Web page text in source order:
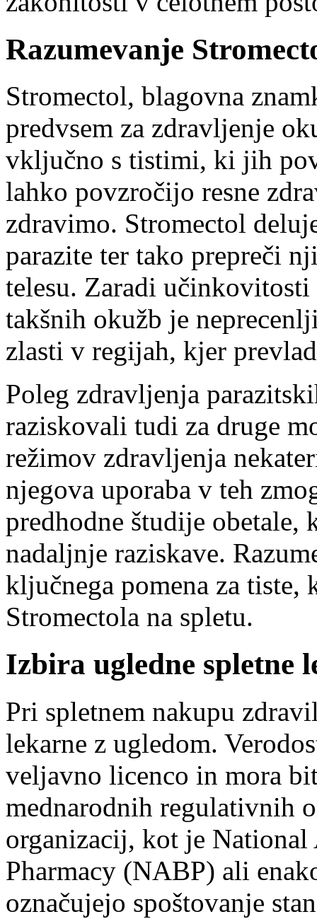
Razumevanje
Stromectol, blagovna
predvsem za zdravljenje
vključno s tistimi, ki jih
lahko povzročijo resne
zdravimo. Stromectol
parazite ter tako prepreči
telesu. Zaradi
takšnih okužb je
zlasti v regijah, kjer
Poleg zdravljenja
raziskovali tudi za druge
režimov zdravljenja
njegova uporaba v teh
predhodne študije obetale,
nadaljnje raziskave.
ključnega pomena za
Stromectola na spletu.
Izbira ugledne spletne
Pri spletnem nakupu
lekarne z ugledom.
veljavno licenco in mora
mednarodnih regulativnih
organizacij, kot je
Pharmacy (NABP) ali
označujejo spoštovanje